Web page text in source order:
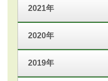
2021年
2020年
2019年